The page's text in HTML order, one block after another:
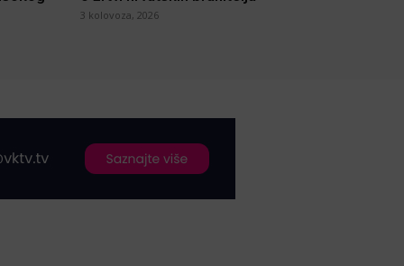
3 kolovoza, 2026